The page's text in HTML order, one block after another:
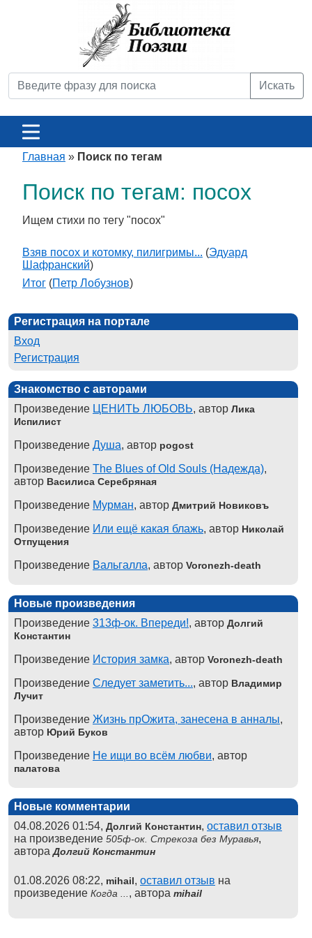
Искать
Главная » Поиск по тегам
Поиск по тегам: посох
Ищем стихи по тегу "посох"
Взяв посох и котомку, пилигримы... (Эдуард
Шафранский)
Итог (Петр Лобузнов)
Регистрация на портале
Вход
Регистрация
Знакомство с авторами
Произведение ЦЕНИТЬ ЛЮБОВЬ, автор Лика
Испилист
Произведение Душа, автор pogost
Произведение The Blues of Old Souls (Надежда),
автор Василиса Серебряная
Произведение Мурман, автор Дмитрий Новиковъ
Произведение Или ещё какая блажь, автор Николай
Отпущения
Произведение Вальгалла, автор Voronezh-death
Новые произведения
Произведение 313ф-ок. Впереди!, автор Долгий
Константин
Произведение История замка, автор Voronezh-death
Произведение Следует заметить..., автор Владимир
Лучит
Произведение Жизнь прОжита, занесена в анналы,
автор Юрий Буков
Произведение Не ищи во всём любви, автор
палатова
Новые комментарии
04.08.2026 01:54, Долгий Константин, оставил отзыв
на произведение 505ф-ок. Стрекоза без Муравья,
автораДолгий Константин
01.08.2026 08:22, mihail, оставил отзыв на
произведение Когда ... , автора mihail